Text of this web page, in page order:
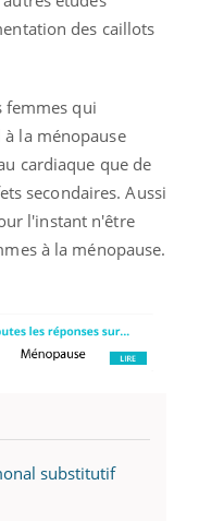
des caillots
femmes qui
la ménopause
cardiaque que de
secondaires. Aussi
l'instant n'être
à la ménopause.
substitutif